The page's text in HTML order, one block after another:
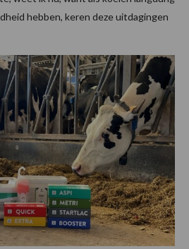
hebben, keren deze uitdagingen